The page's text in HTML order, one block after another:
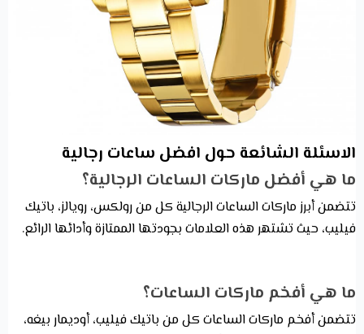
الاسئلة الشائعة حول افضل ساعات رجالية
ما هي أفضل ماركات الساعات الرجالية؟
تتضمن أبرز ماركات الساعات الرجالية كل من رولكس، رويالز، باتيك
فيليب، حيث تشتهر هذه العلامات بجودتها الممتازة وأدائها الرائع.
ما هي أفخم ماركات الساعات؟
تتضمن أفخم ماركات الساعات كل من باتيك فيليب، أوديمار بيغه،